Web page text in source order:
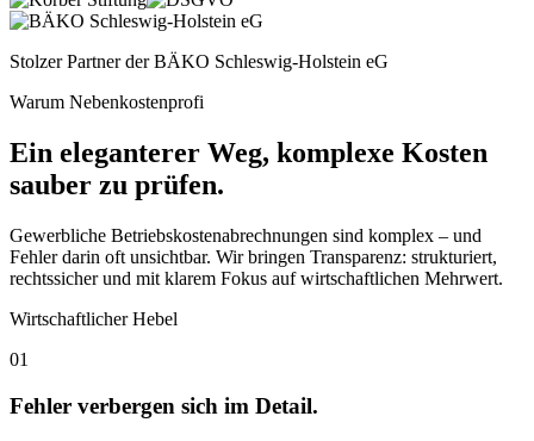
Stolzer Partner der BÄKO Schleswig-Holstein eG
Warum Nebenkostenprofi
Ein eleganterer Weg, komplexe Kosten
sauber zu prüfen.
Gewerbliche Betriebskostenabrechnungen sind komplex – und
Fehler darin oft unsichtbar. Wir bringen Transparenz: strukturiert,
rechtssicher und mit klarem Fokus auf wirtschaftlichen Mehrwert.
Wirtschaftlicher Hebel
01
Fehler verbergen sich im Detail.